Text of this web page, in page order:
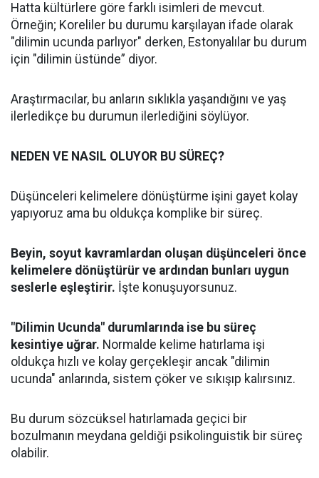
Hatta kültürlere göre farklı isimleri de mevcut.
Örneğin; Koreliler bu durumu karşılayan ifade olarak
"dilimin ucunda parlıyor" derken, Estonyalılar bu durum
için "dilimin üstünde” diyor.
Araştırmacılar, bu anların sıklıkla yaşandığını ve yaş
ilerledikçe bu durumun ilerlediğini söylüyor.
NEDEN VE NASIL OLUYOR BU SÜREÇ?
Düşünceleri kelimelere dönüştürme işini gayet kolay
yapıyoruz ama bu oldukça komplike bir süreç.
Beyin, soyut kavramlardan oluşan düşünceleri önce
kelimelere dönüştürür ve ardından bunları uygun
seslerle eşleştirir. İşte konuşuyorsunuz.
"Dilimin Ucunda" durumlarında ise bu süreç
kesintiye uğrar. Normalde kelime hatırlama işi
oldukça hızlı ve kolay gerçekleşir ancak "dilimin
ucunda" anlarında, sistem çöker ve sıkışıp kalırsınız.
Bu durum sözcüksel hatırlamada geçici bir
bozulmanın meydana geldiği psikolinguistik bir süreç
olabilir.